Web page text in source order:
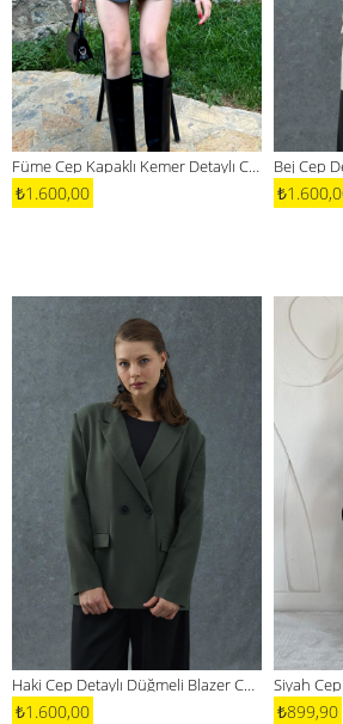
Füme Cep Kapaklı Kemer Detaylı Ceket
₺1.600,00
Haki Cep Detaylı Düğmeli Blazer Ceket
₺1.600,00
Siyah
₺899,90